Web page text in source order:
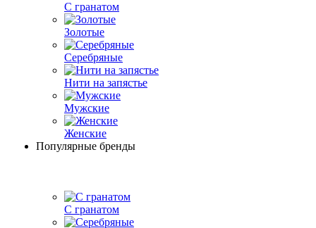
С гранатом
Золотые
Серебряные
Нити на запястье
Мужские
Женские
Популярные бренды
С гранатом